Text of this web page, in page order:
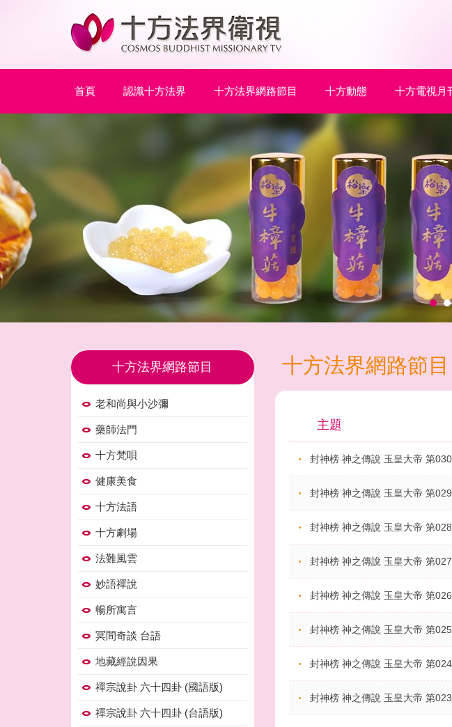
首頁 認識十方法界 十方法界網路節目 十方動態 十方電視月
十方法界網路節目
老和尚與小沙彌
藥師法門
十方梵唄
健康美食
十方法語
十方劇場
法難風雲
妙語禪說
暢所寓言
冥間奇談 台語
地藏經說因果
禪宗說卦 六十四卦 (國語版)
禪宗說卦 六十四卦 (台語版)
十方法界網路節目
主題
封神榜 神之傳說 玉皇大帝 第
封神榜 神之傳說 玉皇大帝 第
封神榜 神之傳說 玉皇大帝 第
封神榜 神之傳說 玉皇大帝 第
封神榜 神之傳說 玉皇大帝 第
封神榜 神之傳說 玉皇大帝 第
封神榜 神之傳說 玉皇大帝 第
封神榜 神之傳說 玉皇大帝 第